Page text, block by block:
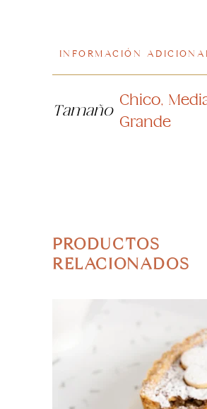
INFORMACIÓN
Tamaño
Chico,
Grande
PRODUCTOS
RELACIONADOS
SELECCIONAR